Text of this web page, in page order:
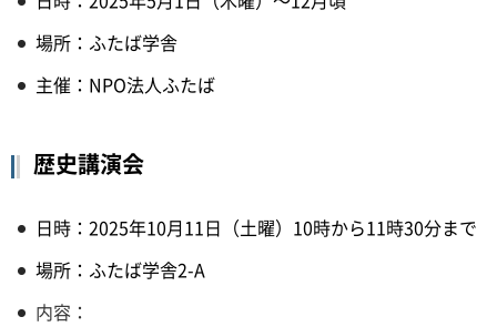
場所：ふたば学舎
主催：NPO法人ふたば
歴史講演会
日時：2025年10月11日（土曜）10時から11時30分まで
場所：ふたば学舎2-A
内容：